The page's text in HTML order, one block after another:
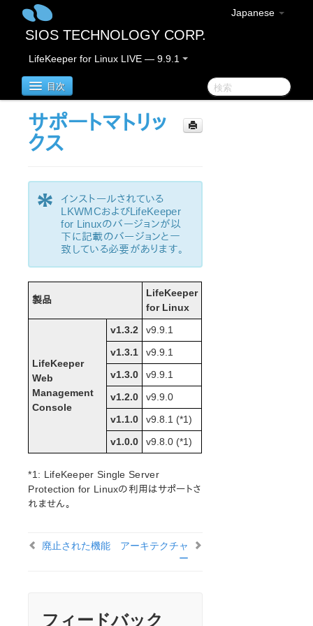
Japanese
SIOS TECHNOLOGY CORP.
LifeKeeper for Linux LIVE — 9.9.1
目次
LifeKeeper for Linux
重要なお知らせ
概要
新機能
バグの修正 / Hotfixes
廃止された機能
LifeKeeperコンポーネント
システム要件
ストレージとアダプタのオプション
オープンソースパッケージ
テクニカルノート
LifeKeeper for Linux スタートアップガイド
LifeKeeper for Linux インストレーションガイド
LifeKeeper ソフトウェアのパッケージ
LifeKeeper 環境のプランニング
LifeKeeperソフトウェアのインストール
セットアップスクリプトの操作
LifeKeeper を使用したノードの OS / カーネルのアップデ
ドキュメンテーションについて
サポートマトリッ
クス
*
インストールされている
LKWMCおよびLifeKeeper
for Linuxのバージョンが以
下に記載のバージョンと一
致している必要があります。
製品
LifeKeeper
for Linux
LifeKeeper
Web
Management
Console
v1.3.2
v9.9.1
v1.3.1
v9.9.1
v1.3.0
v9.9.1
v1.2.0
v9.9.0
v1.1.0
v9.8.1 (*1)
v1.0.0
v9.8.0 (*1)
*1: LifeKeeper Single Server
Protection for Linuxの利用はサポートさ
れません。
廃止された機能
アーキテクチャ
ー
フィードバック